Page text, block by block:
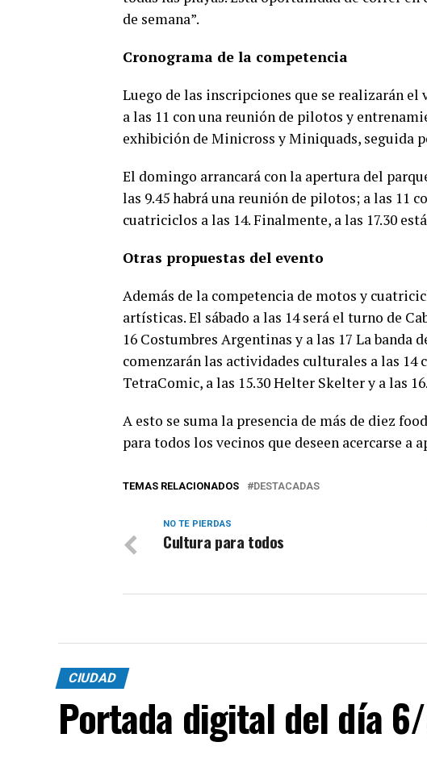
de semana”.
Cronograma de la competencia
Luego de las inscripciones que se realizarán
a las 11 con una reunión de pilotos y
exhibición de Minicross y Miniquads, seguida
El domingo arrancará con la apertura del
las 9.45 habrá una reunión de pilotos; a las 11
cuatriciclos a las 14. Finalmente, a las 17.30
Otras propuestas del evento
Además de la competencia de motos y
artísticas. El sábado a las 14 será el turno de
16 Costumbres Argentinas y a las 17 La
comenzarán las actividades culturales a las 14
TetraComic, a las 15.30 Helter Skelter y a las
A esto se suma la presencia de más de diez
para todos los vecinos que deseen acercarse a
TEMAS RELACIONADOS DESTACADAS
NO TE PIERDAS
Cultura para todos
CIUDAD
Portada digital del día